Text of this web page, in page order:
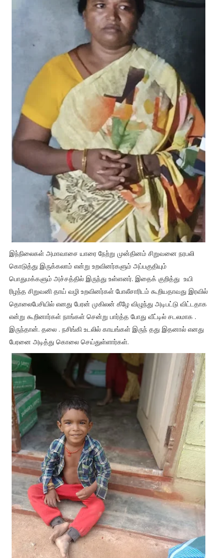
இந்நிலைகள் அமாவாசை யாரை நேற்று முன்தினம் சிறுவனை நரபலி
கொடுத்து இருக்கலாம் என்று உறவினர்களும் அப்பகுதியும்
பொதுமக்களும் அச்சத்தில் இருந்து உள்ளனர். இதைக் குறித்து உயி
ரிழந்த சிறுவனி தாய் வழி உறவினர்கள் போலீசாரிடம் கூறியதாவது இரவில்
தொலைபேசியில் எனது பேரன் முகிலன் கீழே விழுந்து அடிபட்டு விட்டதாக
என்று கூறினார்கள் நாங்கள் சென்று பார்த்த போது வீட்டில் சடலமாக .
இருந்தான். தலை . நசிங்கி உடலில் காயங்கள் இருந் தது இதனால் எனது
பேரனை அடித்து கொலை செய்துள்ளார்கள்.